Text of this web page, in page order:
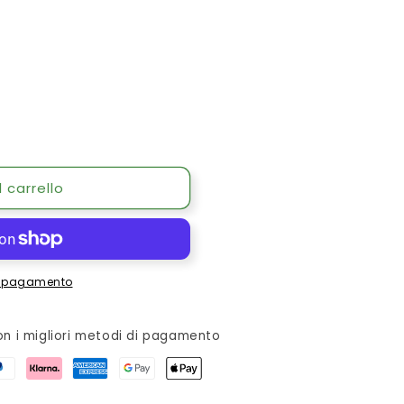
carrello
pagamento
i migliori metodi di pagamento